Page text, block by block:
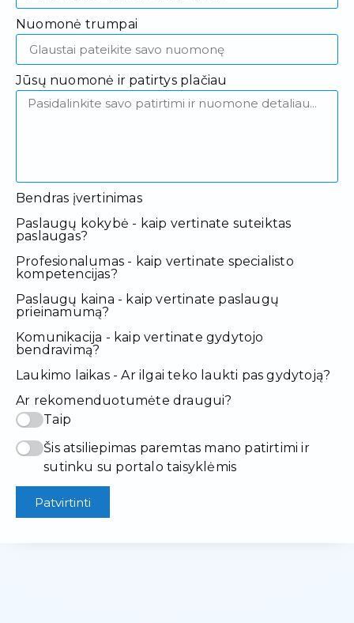
Nuomonė trumpai
Jūsų nuomonė ir patirtys plačiau
Bendras įvertinimas
Paslaugų kokybė - kaip vertinate suteiktas
paslaugas?
Profesionalumas - kaip vertinate specialisto
kompetencijas?
Paslaugų kaina - kaip vertinate paslaugų
prieinamumą?
Komunikacija - kaip vertinate gydytojo
bendravimą?
Laukimo laikas - Ar ilgai teko laukti pas gydytoją?
Ar rekomenduotumėte draugui?
Taip
Šis atsiliepimas paremtas mano patirtimi ir
sutinku su portalo taisyklėmis
Patvirtinti